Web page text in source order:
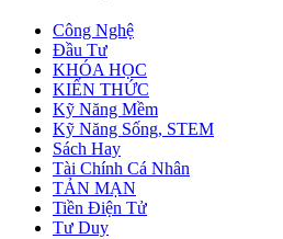
Công Nghệ
Đầu Tư
KHÓA HỌC
KIẾN THỨC
Kỹ Năng Mềm
Kỹ Năng Sống, STEM
Sách Hay
Tài Chính Cá Nhân
TẢN MẠN
Tiền Điện Tử
Tư Duy